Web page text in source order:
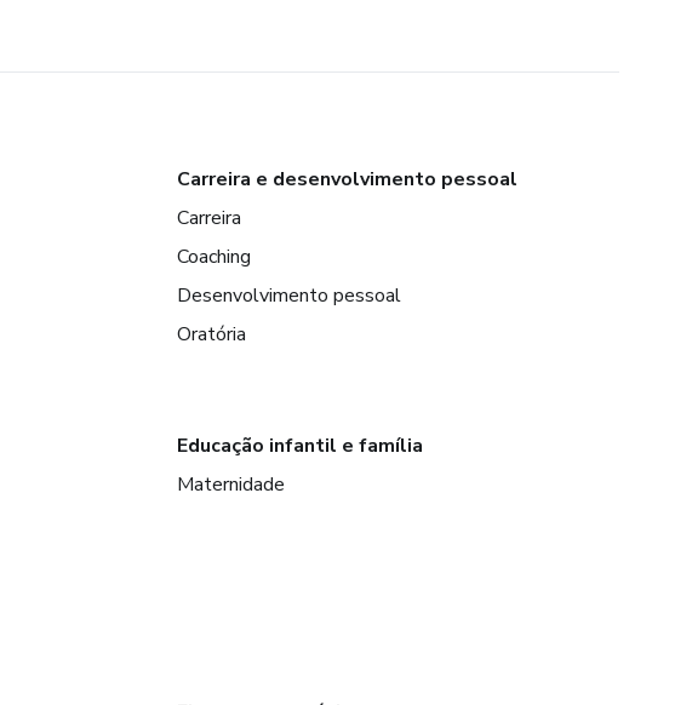
Carreira e desenvolvimento pessoal
Carreira
Coaching
Desenvolvimento pessoal
Oratória
Educação infantil e família
Maternidade